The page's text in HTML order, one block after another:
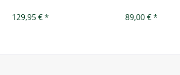
129,95 € * 89,00 € *